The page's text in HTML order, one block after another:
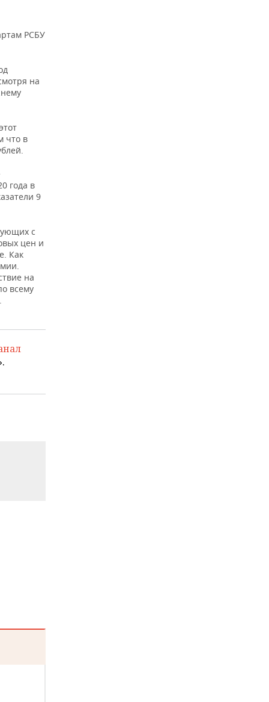
РСБУ
на
что в
года в
9
с
цен и
Как
на
всему